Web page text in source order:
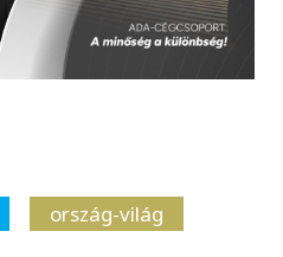
ország-világ